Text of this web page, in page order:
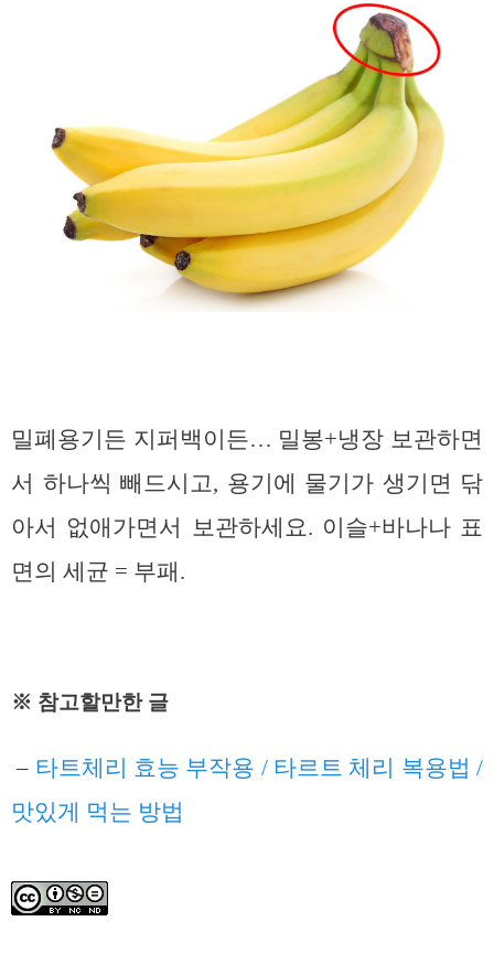
밀폐용기든 지퍼백이든… 밀봉+냉장 보관하면
서 하나씩 빼드시고, 용기에 물기가 생기면 닦
아서 없애가면서 보관하세요. 이슬+바나나 표
면의 세균 = 부패.
※ 참고할만한 글
– 타트체리 효능 부작용 / 타르트 체리 복용법 /
맛있게 먹는 방법